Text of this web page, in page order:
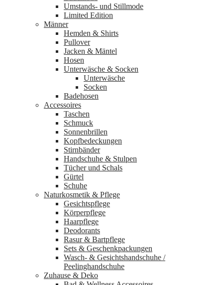
Umstands- und Stillmode
Limited Edition
Männer
Hemden & Shirts
Pullover
Jacken & Mäntel
Hosen
Unterwäsche & Socken
Unterwäsche
Socken
Badehosen
Accessoires
Taschen
Schmuck
Sonnenbrillen
Kopfbedeckungen
Stirnbänder
Handschuhe & Stulpen
Tücher und Schals
Gürtel
Schuhe
Naturkosmetik & Pflege
Gesichtspflege
Körperpflege
Haarpflege
Deodorants
Rasur & Bartpflege
Sets & Geschenkpackungen
Wasch‑ & Gesichtshandschuhe /
Peelinghandschuhe
Zuhause & Deko